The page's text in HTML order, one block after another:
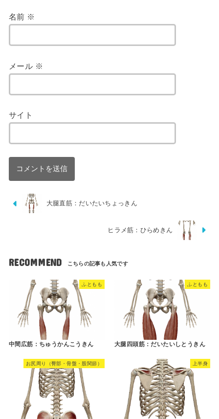
名前 ※
メール ※
サイト
大腿直筋：だいたいちょっきん
ヒラメ筋：ひらめきん
RECOMMEND
ふともも
中間広筋：ちゅうかんこうきん
ふともも
大腿四頭筋：だいたいしとうきん
お尻周り（臀部・骨盤・股関節） 上半身